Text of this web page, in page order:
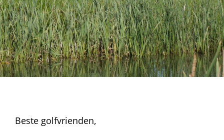
Beste golfvrienden,